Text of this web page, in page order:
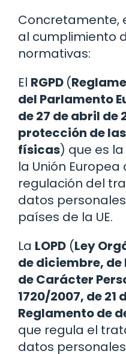
Concretamente,
al cumplimiento
normativas:
El RGPD (
del Parlamento
de 27 de abril de
protección de
físicas) que es
la Unión Europea
regulación del
datos
países de la UE.
La LOPD (Ley
de diciembre,
de Carácter
1720/2007, de
Reglamento de
que regula el
datos